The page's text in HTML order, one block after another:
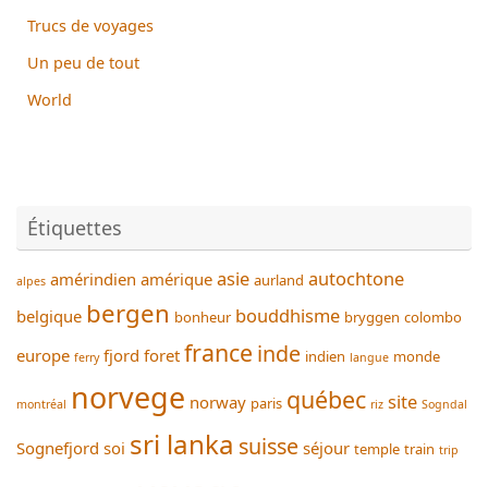
Trucs de voyages
Un peu de tout
World
Étiquettes
alpes amérindien amérique asie aurland autochtone
belgique bergen bonheur bouddhisme bryggen colombo
europe ferry fjord foret france inde indien langue monde
montréal norvege norway paris québec riz site Sogndal
Sognefjord soi sri lanka suisse séjour temple train trip